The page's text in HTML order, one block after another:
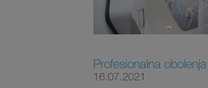
Profesionalna
16.07.2021